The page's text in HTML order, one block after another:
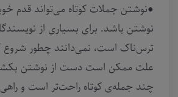
●نوشتن جملات کوتاه می‌تواند قدم
نوشتن باشد. برای بسیاری از
ترس‌ناک است، نمی‌دانند چطور شروع
علت ممکن است دست از نوشتن
چند جمله‌ی کوتاه راحت‌تر است و